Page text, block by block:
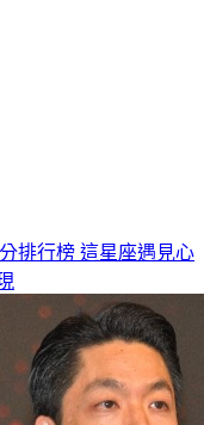
排行榜 這星座遇見心